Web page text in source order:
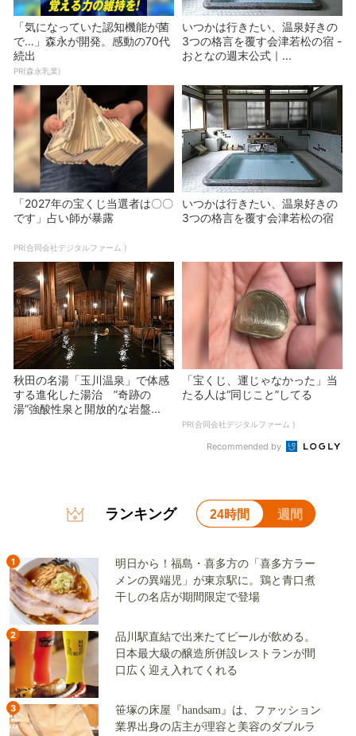
「気になっていた認知機能が菌
で…」森永が開発。感動の70代
続出
PR(森永乳業)
いつかは行きたい、温泉好きの
3つの格言を覆す会津若松の宿 -
おとなの週末公式｜...
「2027年の宝くじ当選者は〇〇
です」占い師が暴露
PR(合同会社デジタルファーム )
いつかは行きたい、温泉好きの
3つの格言を覆す会津若松の宿
秋田の名湯「玉川温泉」で体感
する進化した湯治 ”奇跡の
湯”強酸性泉と開放的な岩盤...
「宝くじ、運じゃなかった」当
たる人は“同じこと”してる
PR(合同会社デジタルファーム )
Recommended by
ランキング 24時間 週間
1
明日から！福島・喜多方の「喜多方ラー
メンの異端児」が東京駅に。鶏と青口煮
干しの名店が期間限定で登場
2
品川駅直結で出来たてビールが飲める。
日本最大級の醸造所併設レストランが間
口広く迎え入れてくれる
3
笹塚の床屋『handsam』は、ファッション
業界出身の店主が理容と美容のダブルラ